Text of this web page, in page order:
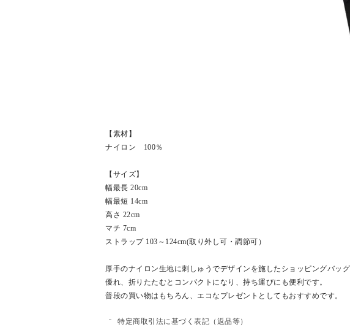
【素材】
ナイロン 100％
【サイズ】
幅最長 20cm
幅最短 14cm
高さ 22cm
マチ 7cm
ストラップ 103～124cm(取り外し可・調節可）
厚手のナイロン生地に刺しゅうでデザインを施したショッピングバッ
優れ、折りたたむとコンパクトになり、持ち運びにも便利です。
普段の買い物はもちろん、エコなプレゼントとしてもおすすめです。
特定商取引法に基づく表記（返品等）